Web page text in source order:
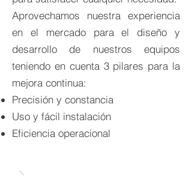
Aprovechamos nuestra experiencia
en el mercado para el diseño y
desarrollo de nuestros equipos
teniendo en cuenta 3 pilares para la
mejora continua:
Precisión y constancia
Uso y fácil instalación
Eficiencia operacional